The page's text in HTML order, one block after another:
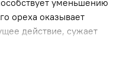
уменьшению
ореха оказывает
действие, сужает
и подавляет